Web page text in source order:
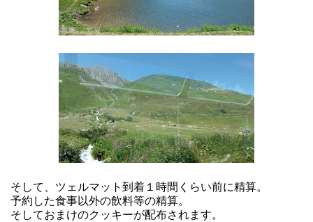
そして、ツェルマット到着１時間くらい前に精算。
予約した食事以外の飲料等の精算。
そしておまけのクッキーが配布されます。